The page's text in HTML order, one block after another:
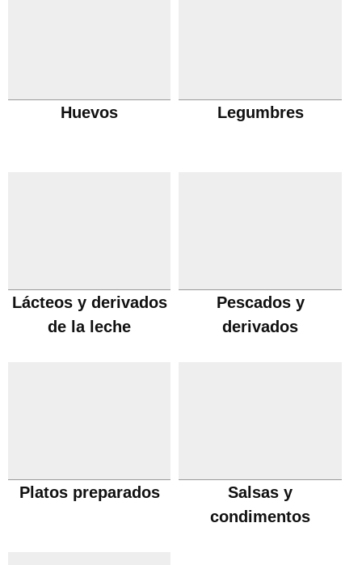
Huevos Legumbres
Lácteos y derivados
de la leche
Pescados y
derivados
Platos preparados
Salsas y
condimentos